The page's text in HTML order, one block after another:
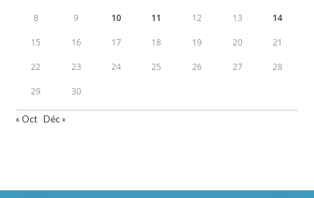
8 9 10 11 12 13 14
15 16 17 18 19 20 21
22 23 24 25 26 27 28
29 30
« Oct Déc »